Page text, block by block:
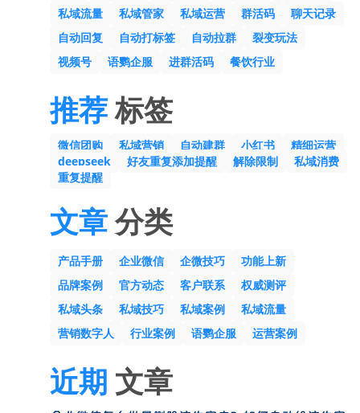
私域流量
私域管家 私域运营 群活码
聊天记录
自动回复
自动打标签 自动拉群
裂变玩法
视频号
语鹦企服 进群活码 餐饮行业
推荐标签
微信团购 私域营销 自动建群 小红书
精细运营
deepseek
好友重复添加提醒 解除限制
私域消费
重复提醒
文章分类
产品手册 企业微信 企微技巧
功能上新
品牌案例
官方动态 客户联系
权威测评
私域头条
私域技巧 私域案例
私域流量
营销数字人
行业案例 语鹦企服 运营案例
近期 文章